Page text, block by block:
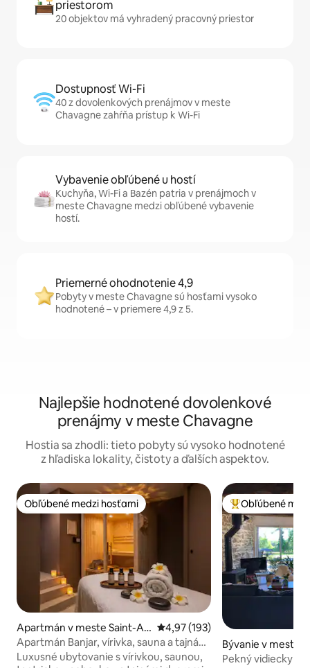
priestorom
20 objektov má vyhradený pracovný priestor
Dostupnosť Wi-Fi
40 z dovolenkových prenájmov v meste
Chavagne zahŕňa prístup k Wi-Fi
Vybavenie obľúbené u hostí
Kuchyňa, Wi-Fi a Bazén patria v prenájmoch v
meste Chavagne medzi obľúbené vybavenie
hostí.
Priemerné ohodnotenie 4,9
Pobyty v meste Chavagne sú hosťami vysoko
hodnotené – v priemere 4,9 z 5.
Najlepšie hodnotené dovolenkové
prenájmy v meste Chavagne
Hostia sa zhodli: tieto pobyty sú vysoko hodnotené
z hľadiska lokality, čistoty a ďalších aspektov.
Obľúbené medzi hosťami
Obľúbené medzi hosťami
Apartmán v meste Saint-Au
bin-d'Aubigné
Priemerné ohodnotenie 4,97 z
4,97 (193)
Apartmán Banjar, vírivka, sauna a tajná
izba
Luxusné ubytovanie s vírivkou, saunou,
Najobľúbenejšie
Obľúbené
Bývanie v meste
Pekný vidiecky